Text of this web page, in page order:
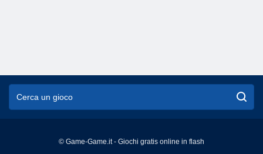
© Game-Game.it - Giochi gratis online in flash